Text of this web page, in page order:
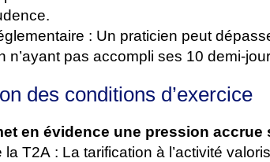
: Un praticien peut
n’ayant pas accompli ses 10 demi-
des conditions d’exercice
en évidence une pression accrue
la T2A : La tarification à l’activité